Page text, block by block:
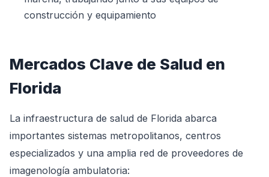
construcción y equipamiento
Mercados Clave de Salud en
Florida
La infraestructura de salud de Florida abarca
importantes sistemas metropolitanos, centros
especializados y una amplia red de proveedores de
imagenología ambulatoria: